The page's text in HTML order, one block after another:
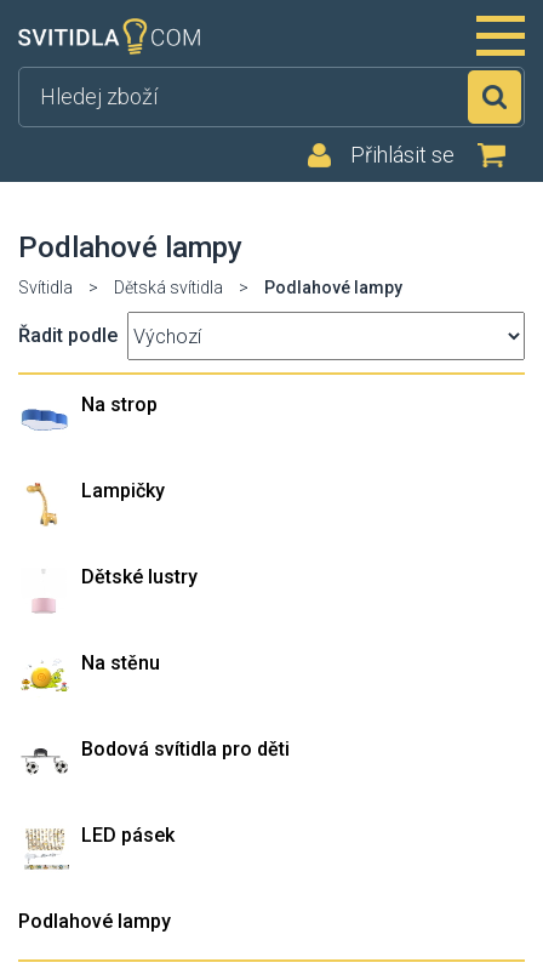
Přihlásit se
Podlahové lampy
Svítidla > Dětská svítidla > Podlahové lampy
Řadit podle
Na strop
Lampičky
Dětské lustry
Na stěnu
Bodová svítidla pro děti
LED pásek
Podlahové lampy